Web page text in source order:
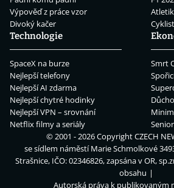
Výpověď z práce vzor
Divoký kačer
Technologie
SpaceX na burze
Nejlepší telefony
Nejlepší AI zdarma
Nejlepší chytré hodinky
Nejlepší VPN – srovnání
Netflix filmy a seriály
Smrt
© 2001 - 2026 CopyrightCZECH
se sídlem náměstí Marie Schmolkové
Strašnice, IČO: 02346826, zapsána v OR,
obsahu
Autorská práva k publikovaným